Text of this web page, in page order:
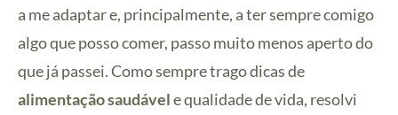
a me adaptar e, principalmente, a ter sempre comigo
algo que posso comer, passo muito menos aperto do
que já passei. Como sempre trago dicas de
alimentação saudávele qualidade de vida, resolvi
a
desde
que
baunilha